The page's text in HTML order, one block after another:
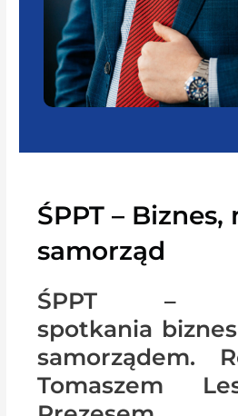
ŚPPT – Biznes,
samorząd
ŚPPT –
spotkania
samorządem.
Tomaszem